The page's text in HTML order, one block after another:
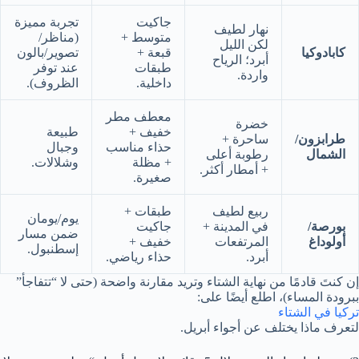
كابادوكيا
نهار لطيف
لكن الليل
أبرد؛ الرياح
واردة.
جاكيت
متوسط +
قبعة +
طبقات
داخلية.
تجربة مميزة
(مناظر/
تصوير/بالون
عند توفر
الظروف).
طرابزون/
الشمال
خضرة
ساحرة +
رطوبة أعلى
+ أمطار أكثر.
معطف مطر
خفيف +
حذاء مناسب
+ مظلة
صغيرة.
طبيعة
وجبال
وشلالات.
بورصة/
أولوداغ
ربيع لطيف
في المدينة +
المرتفعات
أبرد.
طبقات +
جاكيت
خفيف +
حذاء رياضي.
يوم/يومان
ضمن مسار
إسطنبول.
إن كنتَ قادمًا من نهاية الشتاء وتريد مقارنة واضحة (حتى لا “تتفاجأ”
ببرودة المساء)، اطلع أيضًا على:
تركيا في الشتاء
لتعرف ماذا يختلف عن أجواء أبريل.